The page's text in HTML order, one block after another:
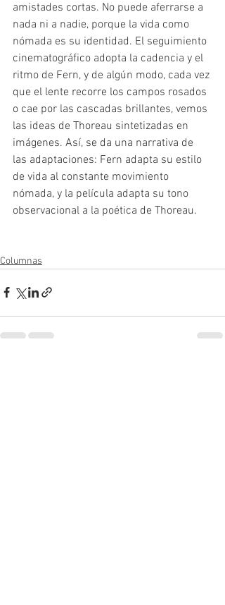
amistades cortas. No puede aferrarse a
nada ni a nadie, porque la vida como
nómada es su identidad. El seguimiento
cinematográfico adopta la cadencia y el
ritmo de Fern, y de algún modo, cada vez
que el lente recorre los campos rosados
o cae por las cascadas brillantes, vemos
las ideas de Thoreau sintetizadas en
imágenes. Así, se da una narrativa de
las adaptaciones: Fern adapta su estilo
de vida al constante movimiento
nómada, y la película adapta su tono
observacional a la poética de Thoreau.
Columnas